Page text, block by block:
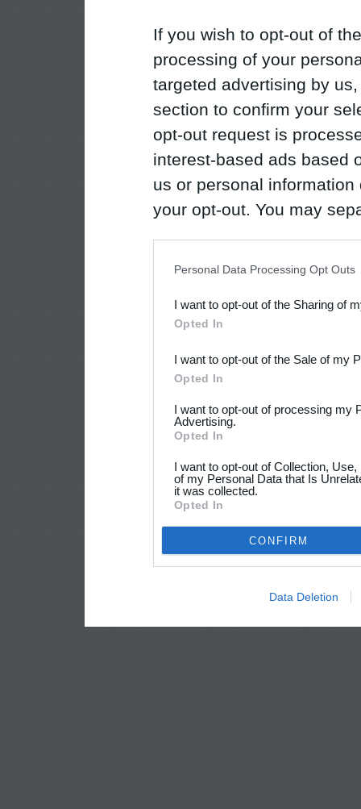
If you wish to opt-out of
processing of your
targeted advertising by
section to confirm your
opt-out request is
interest-based ads based
us or personal
your opt-out. You may
Downstream Participants
third parties.
Personal Data Processing Opt Outs
I want to opt-out of the Sharing of
Opted In
I want to opt-out of the Sale of my
Opted In
I want to opt-out of processing my
Advertising.
Opted In
I want to opt-out of Collection,
of my Personal Data that Is
it was collected.
Opted In
CONFIRM
Data Deletion